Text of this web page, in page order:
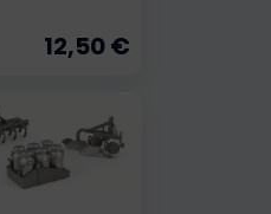
12,50 €